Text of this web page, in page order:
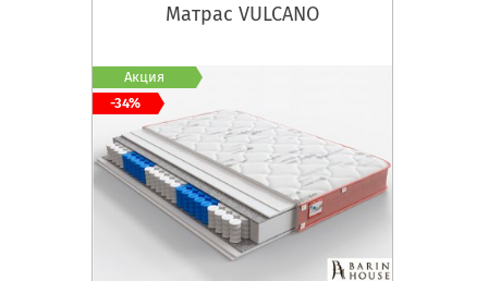
Матрас VULCANO
Акция
-34%